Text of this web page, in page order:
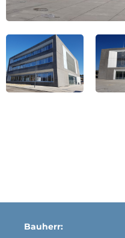
Bauherr: